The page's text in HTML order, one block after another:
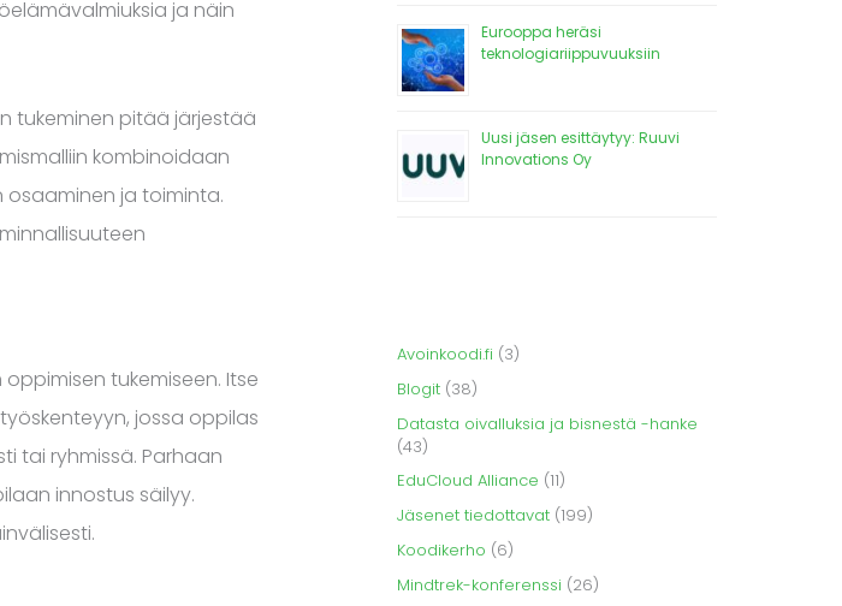
ja näin
tukeminen pitää järjestää
kombinoidaan
ja toiminta.
tukemiseen. Itse
jossa oppilas
tai ryhmissä. Parhaan
innostus säilyy.
Eurooppa heräsi
teknologiariippuvuuksiin
Uusi jäsen esittäytyy: Ruuvi
Innovations Oy
Avoinkoodi.fi (3)
Blogit (38)
Datasta oivalluksia ja bisnestä -hanke
(43)
EduCloud Alliance (11)
Jäsenet tiedottavat (199)
Koodikerho (6)
Mindtrek-konferenssi (26)